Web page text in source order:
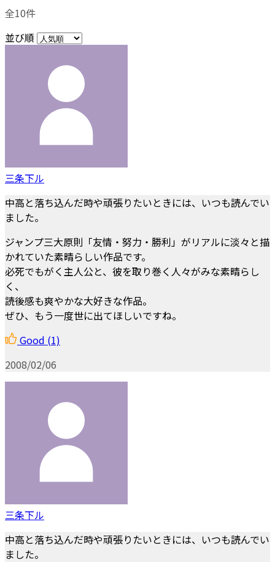
全10件
並び順
三条下ル
中高と落ち込んだ時や頑張りたいときには、いつも読んでい
ました。
ジャンプ三大原則「友情・努力・勝利」がリアルに淡々と描
かれていた素晴らしい作品です。
必死でもがく主人公と、彼を取り巻く人々がみな素晴らし
く、
読後感も爽やかな大好きな作品。
ぜひ、もう一度世に出てほしいですね。
Good (1)
2008/02/06
三条下ル
中高と落ち込んだ時や頑張りたいときには、いつも読んでい
ました。